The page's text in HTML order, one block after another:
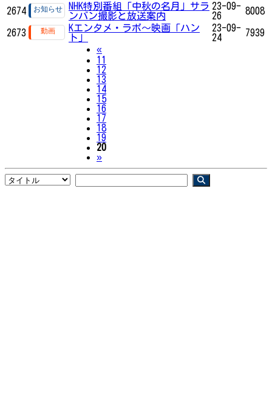
2674
NHK特別番組「中秋の名月」サラ
ンバン撮影と放送案内
23-09-
26
8008
2673
Kエンタメ・ラボ～映画「ハン
ト」
23-09-
24
7939
«Previous
11
12
13
14
15
16
17
18
19
20
»Next